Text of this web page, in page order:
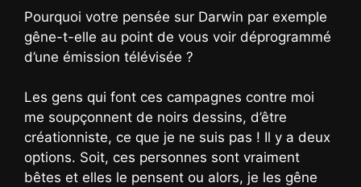
Pourquoi votre pensée sur Darwin par exemple
gêne-t-elle au point de vous voir déprogrammé
d’une émission télévisée ?
Les gens qui font ces campagnes contre moi
me soupçonnent de noirs dessins, d’être
créationniste, ce que je ne suis pas ! Il y a deux
options. Soit, ces personnes sont vraiment
bêtes et elles le pensent ou alors, je les gêne